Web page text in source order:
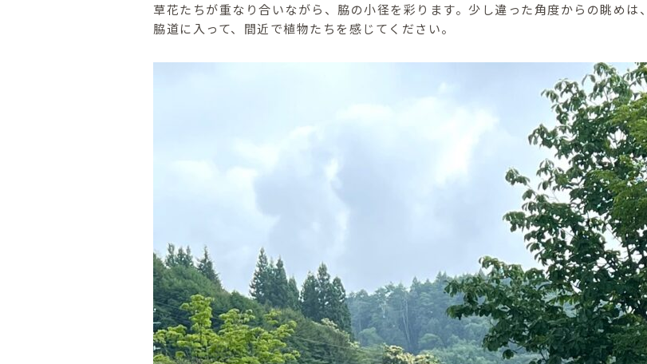
草花たちが重なり合いながら、脇の小径を彩ります。少し違った角度からの眺めは
脇道に入って、間近で植物たちを感じてください。